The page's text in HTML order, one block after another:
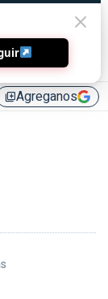
library_addAgreganos